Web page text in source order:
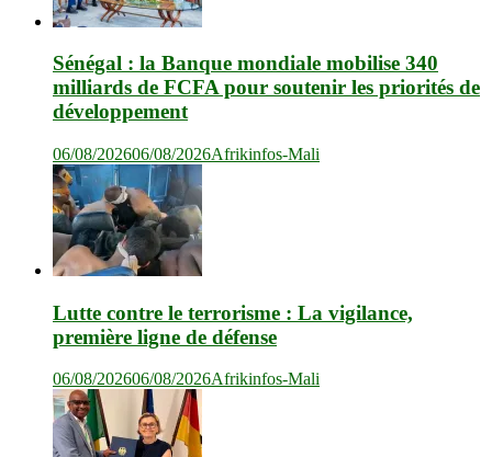
Sénégal : la Banque mondiale mobilise 340
milliards de FCFA pour soutenir les priorités de
développement
06/08/202606/08/2026Afrikinfos-Mali
Lutte contre le terrorisme : La vigilance,
première ligne de défense
06/08/202606/08/2026Afrikinfos-Mali